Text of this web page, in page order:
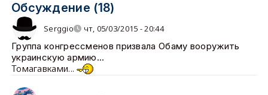
Обсуждение (18)
Serggio чт, 05/03/2015 - 20:44
Группа конгрессменов призвала Обаму вооружить
украинскую армию...
Томагавками...